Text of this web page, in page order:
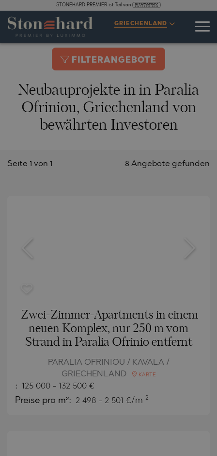
STONEHARD PREMIER ist Teil von
GRIECHENLAND
FILTERANGEBOTE
Neubauprojekte in in Paralia
Ofriniou, Griechenland von
bewährten Investoren
8 Angebote gefunden
Seite 1 von 1
Zwei-Zimmer-Apartments in einem
neuen Komplex, nur 250 m vom
Strand in Paralia Ofrinio entfernt
PARALIA OFRINIOU / KAVALA /
GRIECHENLAND
KARTE
: 125 000 - 132 500 €
Preise pro m²: 2 498 - 2 501 €/m 2